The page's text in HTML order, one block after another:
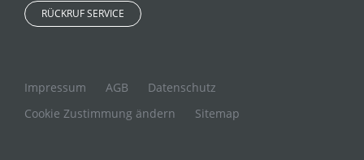
RÜCKRUF SERVICE
Impressum AGB
Datenschutz
Cookie Zustimmung ändern
Sitemap